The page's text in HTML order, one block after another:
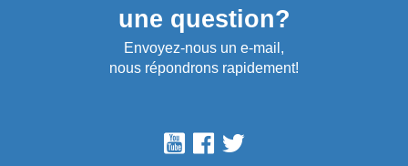
une question?
Envoyez-nous un e-mail,
nous répondrons rapidement!